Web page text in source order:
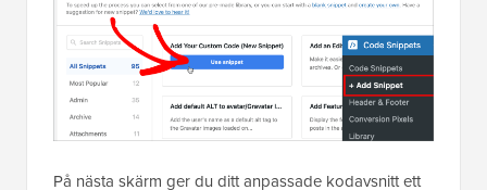
På nästa skärm ger du ditt anpassade kodavsnitt ett